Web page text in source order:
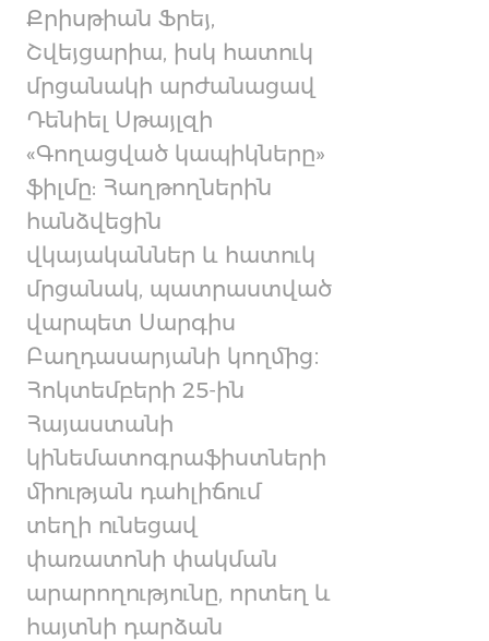
Քրիսթիան Ֆրեյ,
Շվեյցարիա, իսկ հատուկ
մրցանակի արժանացավ
Դենիել Սթայլզի
«Գողացված կապիկները»
ֆիլմը: Հաղթողներին
հանձվեցին
վկայականներ և հատուկ
մրցանակ, պատրաստված
վարպետ Սարգիս
Բաղդասարյանի կողմից։
Հոկտեմբերի 25-ին
Հայաստանի
կինեմատոգրաֆիստների
միության դահլիճում
տեղի ունեցավ
փառատոնի փակման
արարողությունը, որտեղ և
հայտնի դարձան